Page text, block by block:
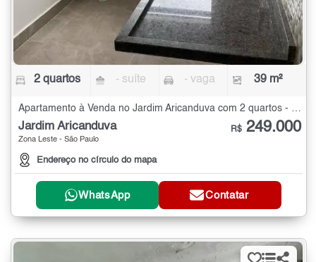
2 quartos - suíte - vaga 39 m²
Apartamento à Venda no Jardim Aricanduva com 2 quartos - 39 m²
Jardim Aricanduva
Zona Leste - São Paulo
Endereço no círculo do mapa
R$ 249.000
WhatsApp Contatar